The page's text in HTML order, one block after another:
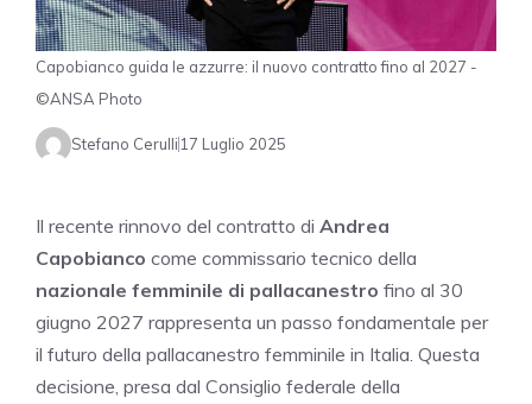
Capobianco guida le azzurre: il nuovo contratto fino al 2027 -
©ANSA Photo
Stefano Cerulli17 Luglio 2025
Il recente rinnovo del contratto di Andrea
Capobianco come commissario tecnico della
nazionale femminile di pallacanestro fino al 30
giugno 2027 rappresenta un passo fondamentale per
il futuro della pallacanestro femminile in Italia. Questa
decisione, presa dal Consiglio federale della